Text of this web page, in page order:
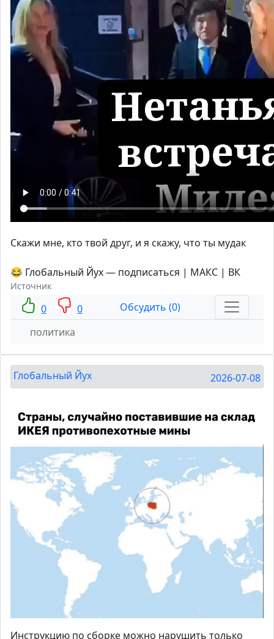
Скажи мне, кто твой друг, и я скажу, что ты мудак
😂 Глобальный Йух — подписаться | МАКС | ВК
Источник
0 0
Обсудить (0)
политика
Глобальный Йух 2026-07-08
Инструкцию по сборке можно нарушить только